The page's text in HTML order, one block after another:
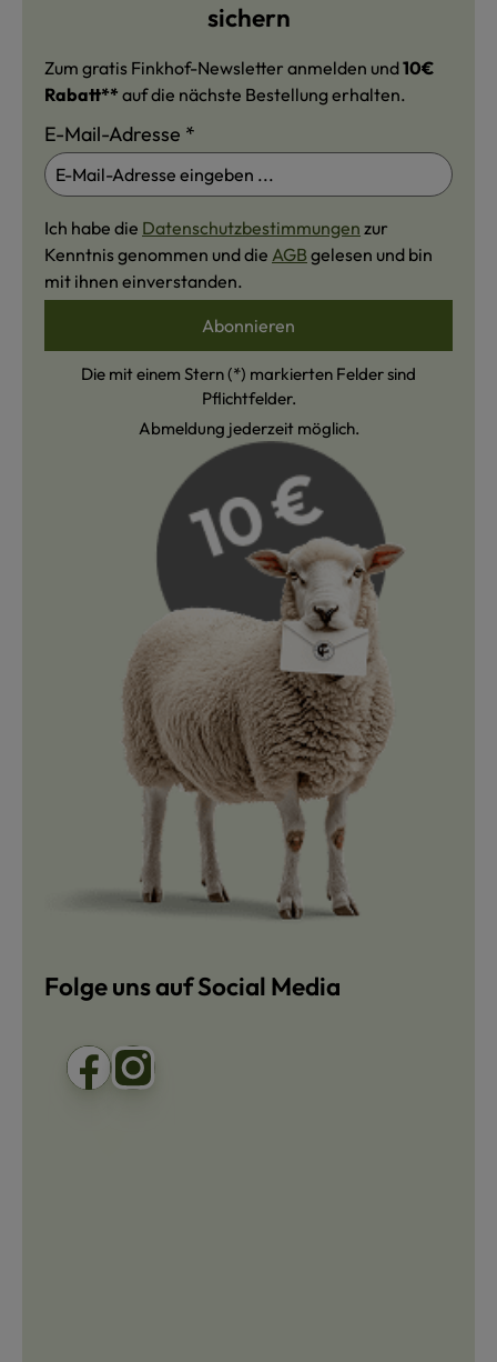
sichern
Zum gratis Finkhof-Newsletter anmelden und10€
Rabatt** auf die nächste Bestellung erhalten.
E-Mail-Adresse *
Ich habe die Datenschutzbestimmungen zur
Kenntnis genommen und die AGB gelesen und bin
mit ihnen einverstanden.
Abonnieren
Die mit einem Stern (*) markierten Felder sind
Pflichtfelder.
Abmeldung jederzeit möglich.
Folge uns auf Social Media